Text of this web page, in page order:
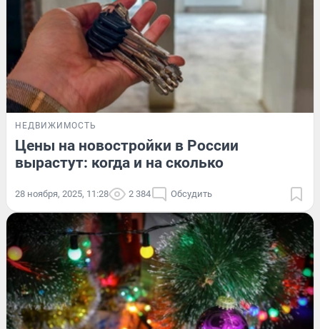
НЕДВИЖИМОСТЬ
Цены на новостройки в России
вырастут: когда и на сколько
28 ноября, 2025, 11:28 2 384 Обсудить